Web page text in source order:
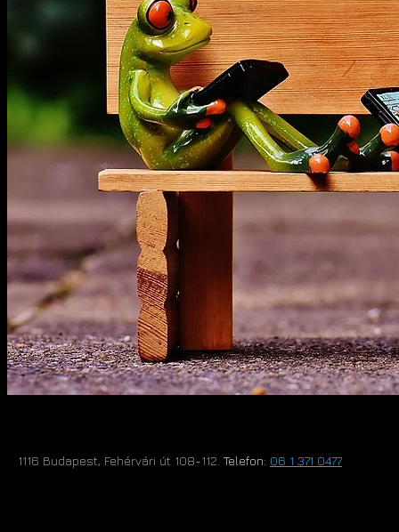
1116 Budapest, Fehérvári út 108-112.​ Telefon: 06 1 371 0477